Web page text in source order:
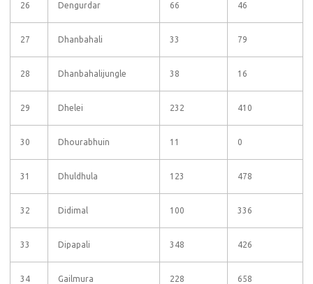
26 Dengurdar 66 46
27 Dhanbahali 33 79
28 Dhanbahalijungle 38 16
29 Dhelei 232 410
30 Dhourabhuin 11 0
31 Dhuldhula 123 478
32 Didimal 100 336
33 Dipapali 348 426
34 Gailmura 228 658